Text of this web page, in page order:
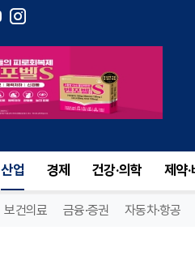
산업 경제 건강·의학 제약
보건의료 금융·증권 자동차·항공